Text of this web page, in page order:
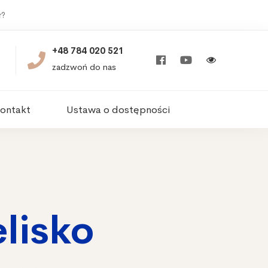
+48 784 020 521
zadzwoń do nas
Ustawa o dostępności